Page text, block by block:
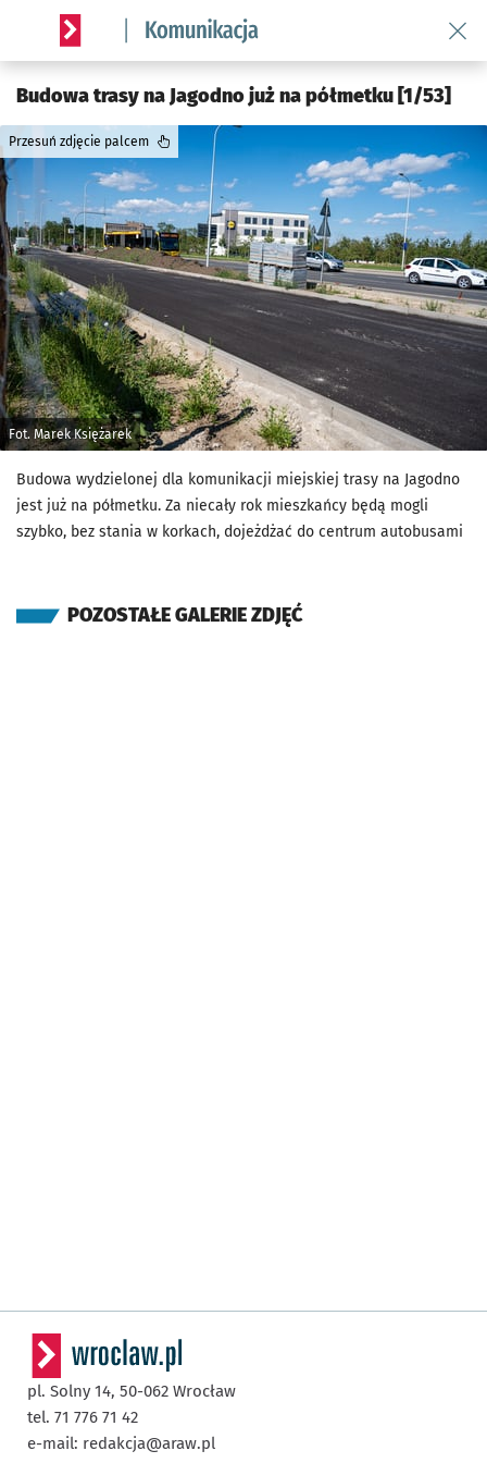
Serwis informacyjny wroclaw.pl podserwis: Komunikacja
Budowa trasy na Jagodno już na półmetku [1/53]
Fot. Marek Księżarek
Przesuń zdjęcie palcem
Budowa wydzielonej dla komunikacji miejskiej trasy na Jagodno
jest już na półmetku. Za niecały rok mieszkańcy będą mogli
szybko, bez stania w korkach, dojeżdżać do centrum autobusami
POZOSTAŁE GALERIE ZDJĘĆ
pl. Solny 14, 50-062 Wrocław
tel. 71 776 71 42
e-mail: redakcja@araw.pl